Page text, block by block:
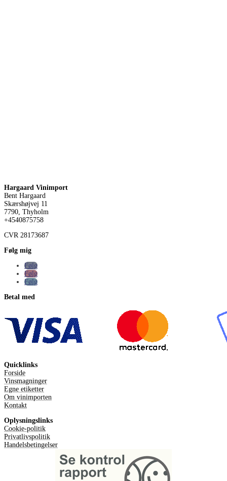
Hargaard Vinimport
Bent Hargaard
Skærshøjvej 11
7790, Thyholm
+4540875758
CVR 28173687
Følg mig
Følg
Følg
Følg
Betal med
Quicklinks
Forside
Vinsmagninger
Egne etiketter
Om vinimporten
Kontakt
Oplysningslinks
Cookie-politik
Privatlivspolitik
Handelsbetingelser